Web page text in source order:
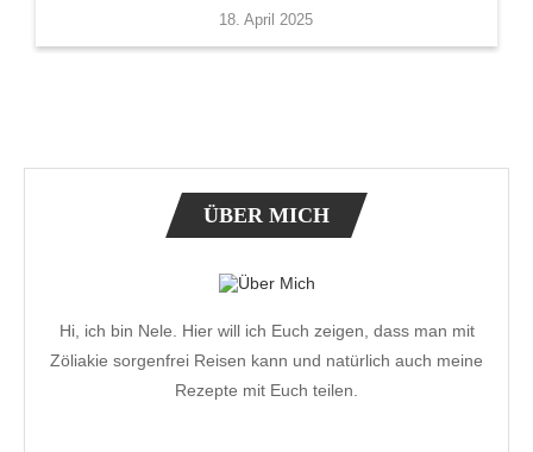
18. April 2025
ÜBER MICH
Hi, ich bin Nele. Hier will ich Euch zeigen, dass man mit
Zöliakie sorgenfrei Reisen kann und natürlich auch meine
Rezepte mit Euch teilen.